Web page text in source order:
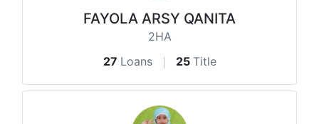
FAYOLA ARSY QANITA
2HA
27 Loans 25 Title